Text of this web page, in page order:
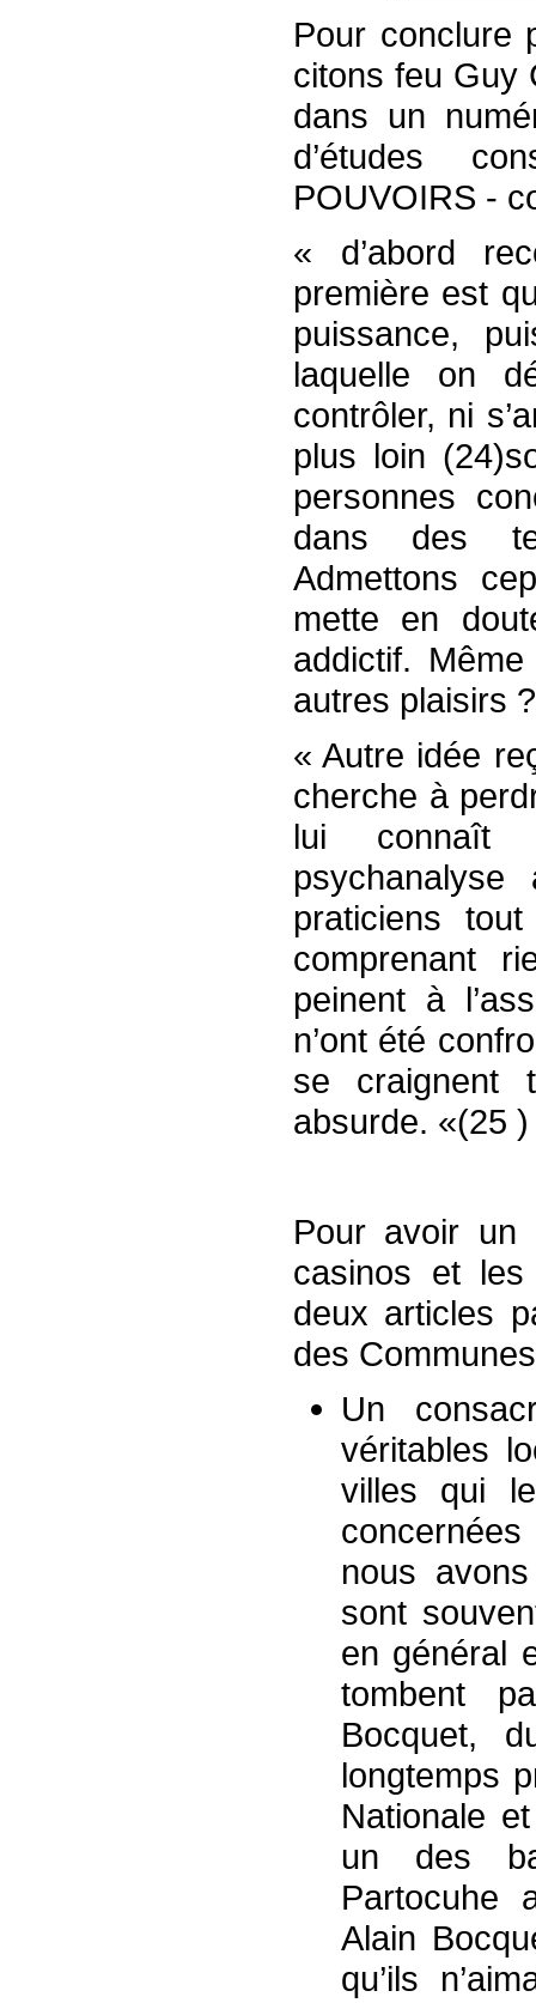
Pour conclure
citons feu Guy
dans un
d’études
POUVOIRS -
« d’abord
première est
puissance,
laquelle on
contrôler, ni
plus loin
personnes
dans des
Admettons
mette en
addictif.
autres plaisirs
« Autre idée
cherche à
lui connaît
praticiens
comprenant
peinent à
n’ont été
se craignent
absurde. «(25 )
Pour avoir un
casinos et
deux articles
des
Un
véritables
villes qui
nous
sont
en général
tombent
Bocquet,
longtemps
Nationale
un des
Partocuhe
Alain
qu’ils